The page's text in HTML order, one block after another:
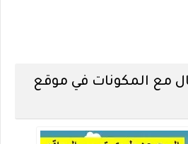
مع المكونات في موقع